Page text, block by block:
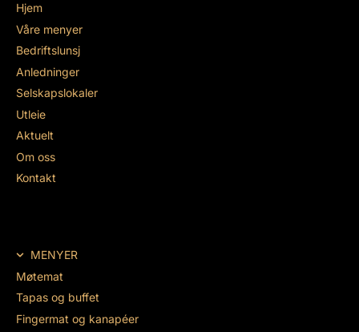
Hjem
Våre menyer
Bedriftslunsj
Anledninger
Selskapslokaler
Utleie
Aktuelt
Om oss
Kontakt
MENYER
Møtemat
Tapas og buffet
Fingermat og kanapéer